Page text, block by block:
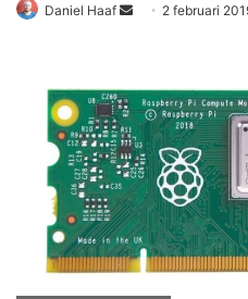
Daniel Haaf
d
a
n
e
m
a
i
l
2 februari